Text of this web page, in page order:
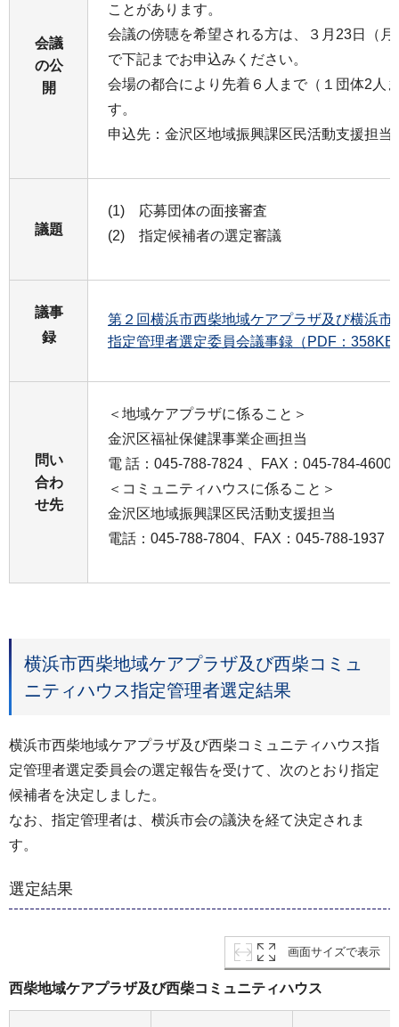
会議
の公
開
ことがあります。
会議の傍聴を希望される⽅は、３⽉23⽇（
で下記までお申込みください。
会場の都合により先着６⼈まで（１団体2⼈
す。
申込先：金沢区地域振興課区民活動支援担当
議題
(1) 応募団体の面接審査
(2) 指定候補者の選定審議
議事
録
第２回横浜市西柴地域ケアプラザ及び横浜市
指定管理者選定委員会議事録（PDF：358KB
問い
合わ
せ先
＜地域ケアプラザに係ること＞
金沢区福祉保健課事業企画担当
電 話：045-788-7824 、FAX：045-784-4600
＜コミュニティハウスに係ること＞
⾦沢区地域振興課区⺠活動⽀援担当
電話：045-788-7804、FAX：045-788-1937
横浜市西柴地域ケアプラザ及び西柴コミュ
ニティハウス指定管理者選定結果
横浜市西柴地域ケアプラザ及び西柴コミュニティハウス指
定管理者選定委員会の選定報告を受けて、次のとおり指定
候補者を決定しました。
なお、指定管理者は、横浜市会の議決を経て決定されま
す。
選定結果
画面サイズで表示
西柴地域ケアプラザ及び西柴コミュニティハウス